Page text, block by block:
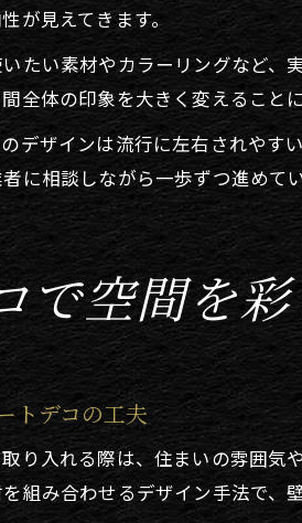
が見えてきます。
たい素材やカラーリングなど
全体の印象を大きく変えること
デザインは流行に左右されや
に相談しながら一歩ずつ進めて
で空間を
トデコの工夫
り入れる際は、住まいの雰囲
組み合わせるデザイン手法で、